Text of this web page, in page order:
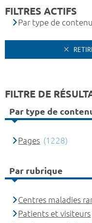
FILTRES ACTIFS
Par type de
FILTRE DE
Par type de
Pages (1228)
Par rubrique
Centres maladies
Patients et visiteurs